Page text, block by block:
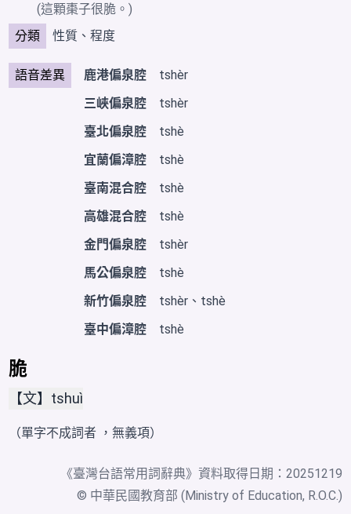
(這顆棗子很脆。)
分類
性質、程度
語音差異 鹿港偏泉腔
tshèr
三峽偏泉腔
tshèr
臺北偏泉腔
tshè
宜蘭偏漳腔
tshè
臺南混合腔
tshè
高雄混合腔
tshè
金門偏泉腔
tshèr
馬公偏泉腔
tshè
新竹偏泉腔
tshèr、tshè
臺中偏漳腔
tshè
脆
【文】tshuì
（單字不成詞者 ，無義項）
《臺灣台語常用詞辭典》資料取得日期：20251219
© 中華民國教育部 (Ministry of Education, R.O.C.)